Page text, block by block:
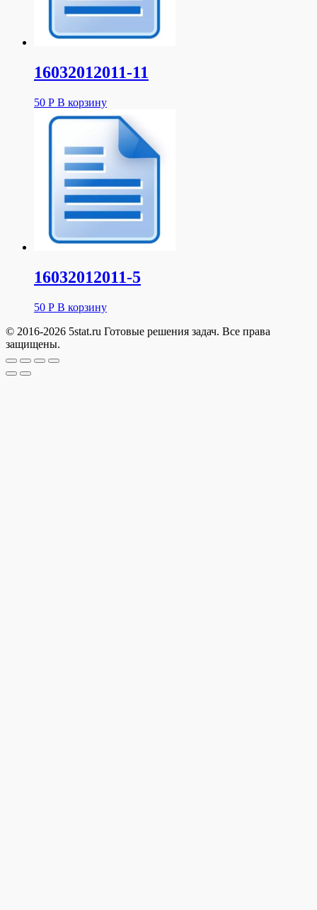
16032012011-11
50 Р В корзину
16032012011-5
50 Р В корзину
© 2016-2026 5stat.ru Готовые решения задач. Все права
защищены.